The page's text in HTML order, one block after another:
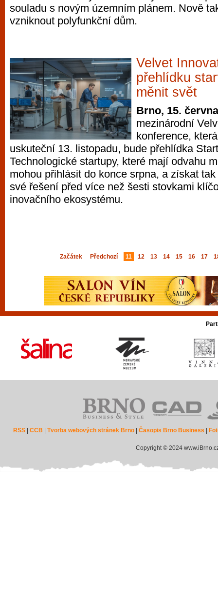
souladu s novým územním plánem. Nově
vzniknout polyfunkční dům.
Velvet
přehlídku
měnit svět
Brno, 15.
mezinárodní
konference,
uskuteční 13. listopadu, bude přehlídka
Technologické startupy, které mají odvahu
mohou přihlásit do konce srpna, a získat
své řešení před více než šesti stovkami
inovačního ekosystému.
Začátek Předchozí 11 12 13 14 15 16 17
RSS |CCB |Tvorba webových stránek Brno |Časopis Brno Business
Copyright © 2024